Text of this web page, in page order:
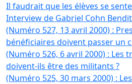
Il faudrait que les élèves se
Interview de Gabriel Cohn
(Numéro 527, 13 avril 2000) :
bénéficiaires doivent passer un
(Numéro 526, 6 avril 2000) : Les
doivent-ils être des militants ?
(Numéro 525, 30 mars 2000) :